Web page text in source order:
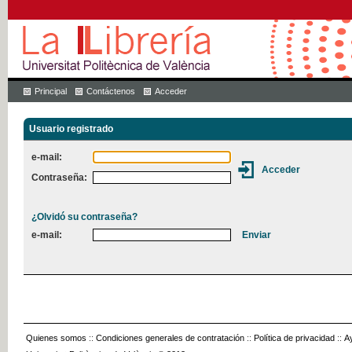
Principal Contáctenos Acceder
Usuario registrado
e-mail:
Contraseña:
¿Olvidó su contraseña?
e-mail:
Quienes somos :: Condiciones generales de contratación :: Política de privacidad ::